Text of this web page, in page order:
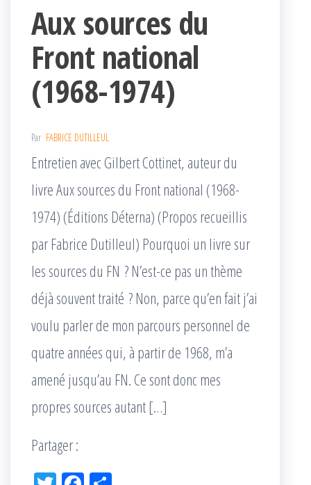
Aux sources du
Front national
(1968-1974)
Par FABRICE DUTILLEUL
Entretien avec Gilbert Cottinet, auteur du
livre Aux sources du Front national (1968-
1974) (Éditions Déterna) (Propos recueillis
par Fabrice Dutilleul) Pourquoi un livre sur
les sources du FN ? N’est-ce pas un thème
déjà souvent traité ? Non, parce qu’en fait j’ai
voulu parler de mon parcours personnel de
quatre années qui, à partir de 1968, m’a
amené jusqu’au FN. Ce sont donc mes
propres sources autant […]
Partager :